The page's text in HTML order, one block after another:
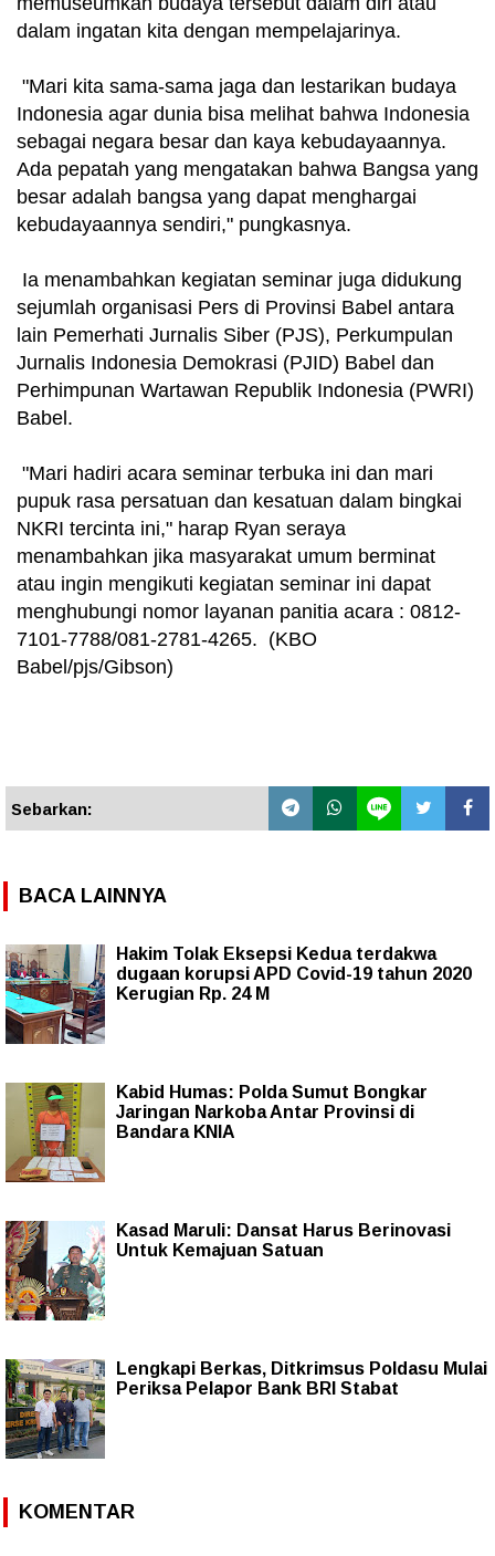
dalam ingatan kita dengan mempelajarinya.
"Mari kita sama-sama jaga dan lestarikan budaya
Indonesia agar dunia bisa melihat bahwa Indonesia
sebagai negara besar dan kaya kebudayaannya.
Ada pepatah yang mengatakan bahwa Bangsa yang
besar adalah bangsa yang dapat menghargai
kebudayaannya sendiri," pungkasnya.
Ia menambahkan kegiatan seminar juga didukung
sejumlah organisasi Pers di Provinsi Babel antara
lain Pemerhati Jurnalis Siber (PJS), Perkumpulan
Jurnalis Indonesia Demokrasi (PJID) Babel dan
Perhimpunan Wartawan Republik Indonesia (PWRI)
Babel.
"Mari hadiri acara seminar terbuka ini dan mari
pupuk rasa persatuan dan kesatuan dalam bingkai
NKRI tercinta ini," harap Ryan seraya
menambahkan jika masyarakat umum berminat
atau ingin mengikuti kegiatan seminar ini dapat
menghubungi nomor layanan panitia acara : 0812-
7101-7788/081-2781-4265. (KBO
Babel/pjs/Gibson)
Sebarkan:
BACA LAINNYA
Hakim Tolak Eksepsi Kedua terdakwa
dugaan korupsi APD Covid-19 tahun 2020
Kerugian Rp. 24 M
Kabid Humas: Polda Sumut Bongkar
Jaringan Narkoba Antar Provinsi di
Bandara KNIA
Kasad Maruli: Dansat Harus Berinovasi
Untuk Kemajuan Satuan
Lengkapi Berkas, Ditkrimsus Poldasu Mulai
Periksa Pelapor Bank BRI Stabat
KOMENTAR